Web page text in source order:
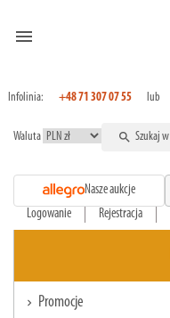
menu
Infolinia: +48 71 307 07 55 lub
Waluta search
Nasze aukcje
Logowanie Rejestracja
chevron_right Promocje